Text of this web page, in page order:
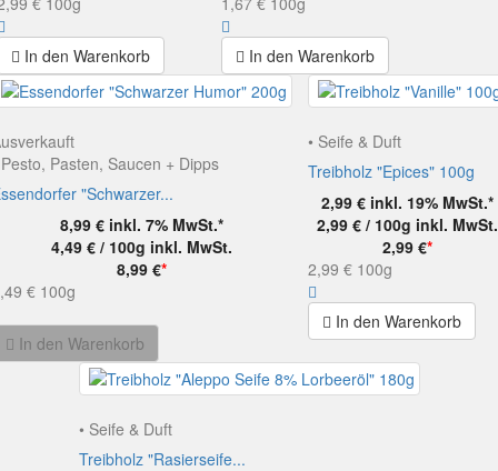
In den Warenkorb In den Warenkorb
Pesto, Pasten, Saucen + Dipps
"Schwarzer...
8,99 € inkl. 7% MwSt.*
4,49 € / 100g inkl. MwSt.
8,99 €*
€ 100g
In den Warenkorb
• Seife & Duft
Treibholz "Epices" 100g
2,99 € inkl. 19% MwSt.*
2,99 € / 100g inkl. MwSt.
2,99 €*
2,99 € 100g
In den Warenkorb
• Seife & Duft
Treibholz "Rasierseife...